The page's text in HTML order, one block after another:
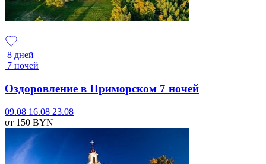
8 дней
7 ночей
Оздоровление в Приморском 7 ночей
09.08 16.08 23.08
от 150 BYN